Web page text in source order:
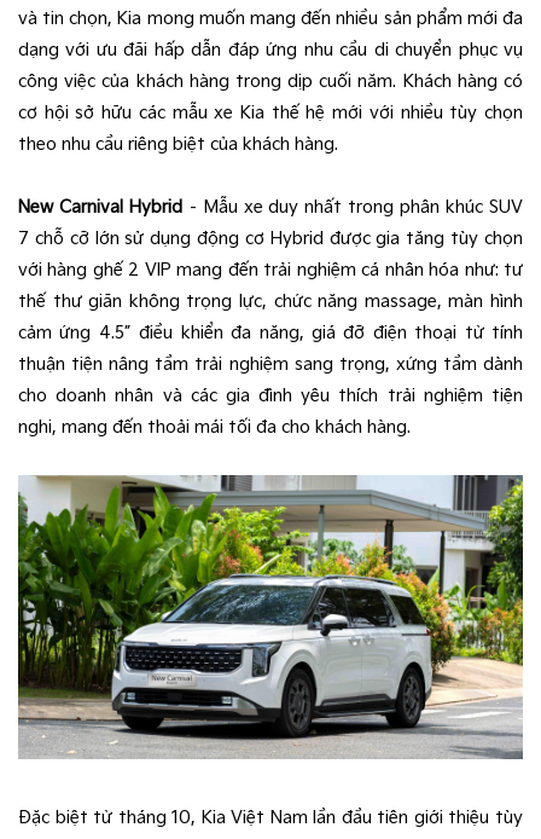
và tin chọn, Kia mong muốn mang đến nhiều sản phẩm mới đa
dạng với ưu đãi hấp dẫn đáp ứng nhu cầu di chuyển phục vụ
công việc của khách hàng trong dịp cuối năm. Khách hàng có
cơ hội sở hữu các mẫu xe Kia thế hệ mới với nhiều tùy chọn
theo nhu cầu riêng biệt của khách hàng.
New Carnival Hybrid – Mẫu xe duy nhất trong phân khúc SUV
7 chỗ cỡ lớn sử dụng động cơ Hybrid được gia tăng tùy chọn
với hàng ghế 2 VIP mang đến trải nghiệm cá nhân hóa như: tư
thế thư giãn không trọng lực, chức năng massage, màn hình
cảm ứng 4.5” điều khiển đa năng, giá đỡ điện thoại từ tính
thuận tiện nâng tầm trải nghiệm sang trọng, xứng tầm dành
cho doanh nhân và các gia đình yêu thích trải nghiệm tiện
nghi, mang đến thoải mái tối đa cho khách hàng.
Đặc biệt từ tháng 10, Kia Việt Nam lần đầu tiên giới thiệu tùy